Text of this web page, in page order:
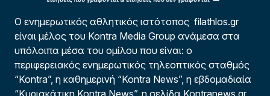
Ο ενημερωτικός αθλητικός ιστότοπος filathlos.gr
είναι μέλος του Kontra Media Group ανάμεσα στα
υπόλοιπα μέσα του ομίλου που είναι: ο
περιφερειακός ενημερωτικός τηλεοπτικός σταθμός
“Kontra”, η καθημερινή “Kontra News”, η εβδομαδιαία